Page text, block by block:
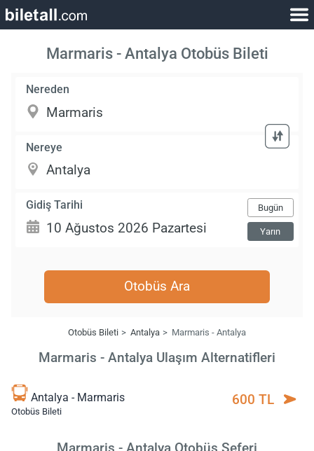
Marmaris - Antalya Otobüs Bileti
Nereden
Nereye
Gidiş Tarihi Bugün
Yarın
Otobüs Ara
Otobüs Bileti Antalya Marmaris - Antalya
Marmaris - Antalya Ulaşım Alternatifleri
Antalya - Marmaris
Otobüs Bileti
600 TL
Marmaris - Antalya Otobüs Seferi